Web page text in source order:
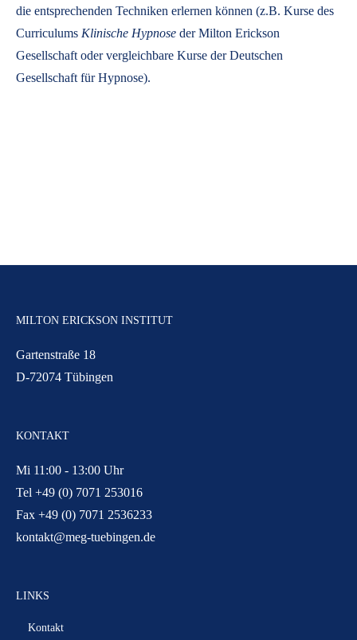
die entsprechenden Techniken erlernen können (z.B. Kurse des
Curriculums Klinische Hypnose der Milton Erickson
Gesellschaft oder vergleichbare Kurse der Deutschen
Gesellschaft für Hypnose).
MILTON ERICKSON INSTITUT
Gartenstraße 18
D-72074 Tübingen
KONTAKT
Mi 11:00 - 13:00 Uhr
Tel +49 (0) 7071 253016
Fax +49 (0) 7071 2536233
kontakt@meg-tuebingen.de
LINKS
Kontakt